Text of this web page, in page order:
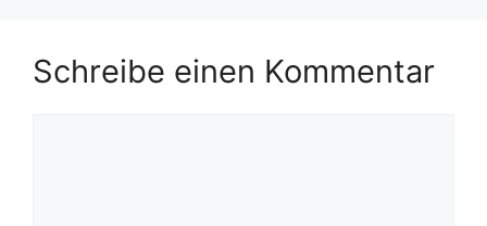
Schreibe einen Kommentar